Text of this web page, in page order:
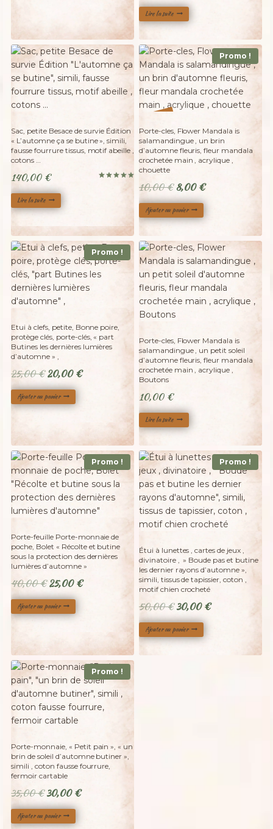
Lire la suite
Adopté
Sac, petite Besace de survie Édition
« L’automne ça se butine », simili,
fausse fourrure tissus, motif abeille ,
cotons …
140,00 €
Lire la suite
Promo !
20
Porte-cles, Flower Mandala is
salamandingue , un brin
d’automne fleuris, fleur mandala
crochetée main , acrylique ,
chouette
10,00€ Le
prix
initial
10,00 €.
8,00€Le
prix
actuel
8,00 €.
Ajouter au panier
Promo !
Etui à clefs, petite, Bonne poire,
protège clés, porte-clés, « part
Butines les dernières lumières
d’automne » ,
25,00€ Le
prix
initial
20,00€Le
Ajouter au panier
Adopté
Porte-cles, Flower Mandala is
salamandingue , un petit soleil
d’automne fleuris, fleur mandala
crochetée main , acrylique ,
Boutons
10,00 €
Lire la suite
Promo !
Porte-feuille Porte-monnaie de
poche, Bolet « Récolte et butine
sous la protection des dernières
lumières d’automne »
40,00€ Le
prix
initial
25,00€Le
Ajouter au panier
Promo !
Étui à lunettes , cartes de jeux ,
divinatoire , » Boude pas et butine
les dernier rayons d’automne »,
simili, tissus de tapissier, coton ,
motif chien crocheté
50,00€ Le
prix
initial
30,00€Le
Ajouter au panier
Promo !
Porte-monnaie, « Petit pain », « un
brin de soleil d’automne butiner »,
simili , coton fausse fourrure,
fermoir cartable
35,00€ Le
prix
initial
30,00€Le
Ajouter au panier